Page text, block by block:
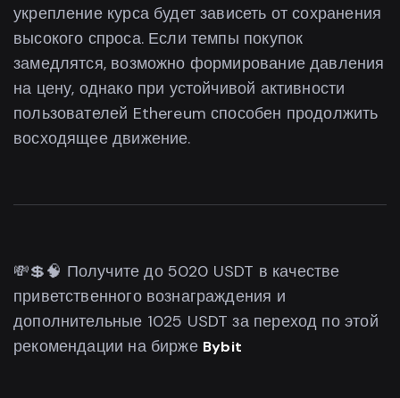
укрепление курса будет зависеть от сохранения
высокого спроса. Если темпы покупок
замедлятся, возможно формирование давления
на цену, однако при устойчивой активности
пользователей Ethereum способен продолжить
восходящее движение.
💸💲🧠 Получите до 5020 USDT в качестве
приветственного вознаграждения и
дополнительные 1025 USDT за переход по этой
рекомендации на бирже Bybit